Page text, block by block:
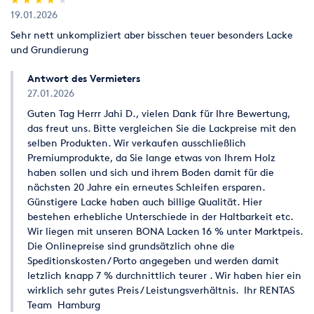
19.01.2026
Sehr nett unkompliziert aber bisschen teuer besonders Lacke
und Grundierung
Antwort des Vermieters
27.01.2026
Guten Tag Herrr Jahi D., vielen Dank für Ihre Bewertung,
das freut uns. Bitte vergleichen Sie die Lackpreise mit den
selben Produkten. Wir verkaufen ausschließlich
Premiumprodukte, da Sie lange etwas von Ihrem Holz
haben sollen und sich und ihrem Boden damit für die
nächsten 20 Jahre ein erneutes Schleifen ersparen.
Günstigere Lacke haben auch billige Qualität. Hier
bestehen erhebliche Unterschiede in der Haltbarkeit etc.
Wir liegen mit unseren BONA Lacken 16 % unter Marktpeis.
Die Onlinepreise sind grundsätzlich ohne die
Speditionskosten/ Porto angegeben und werden damit
letzlich knapp 7 % durchnittlich teurer . Wir haben hier ein
wirklich sehr gutes Preis / Leistungsverhältnis. Ihr RENTAS
Team Hamburg